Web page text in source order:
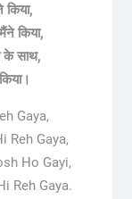
किया,
के साथ,
Gaya,
Reh Gaya,
Ho Gayi,
Reh Gaya.